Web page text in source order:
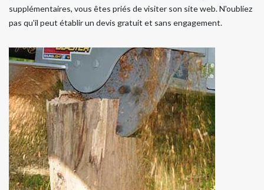
supplémentaires, vous êtes priés de visiter son site web. N'oubliez
pas qu'il peut établir un devis gratuit et sans engagement.